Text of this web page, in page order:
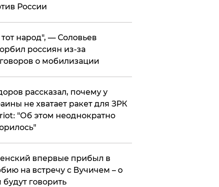
России
народ", — Соловьев
россиян из-за
о мобилизации
рассказал, почему у
не хватает ракет для ЗРК
"Об этом неоднократно
впервые прибыл в
на встречу с Вучичем – о
будут говорить